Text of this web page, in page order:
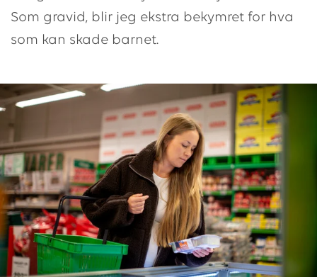
Som gravid, blir jeg ekstra bekymret for hva
som kan skade barnet.